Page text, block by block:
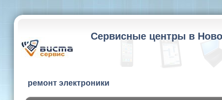
Сервисные центры в
ремонт электроники